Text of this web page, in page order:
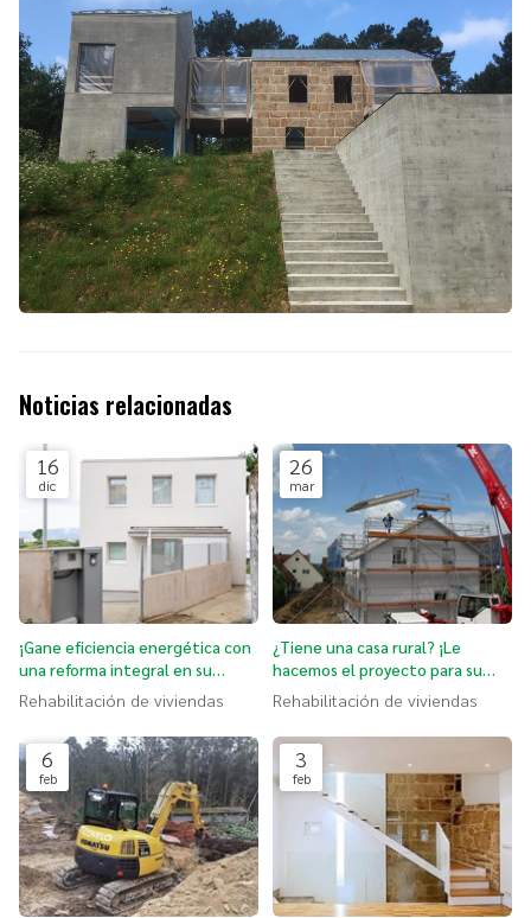
Noticias relacionadas
16
dic
¡Gane eficiencia energética con
una reforma integral en su
vivienda!
Rehabilitación de viviendas
26
mar
¿Tiene una casa rural? ¡Le
hacemos el proyecto para su
rehabilitación!
Rehabilitación de viviendas
6
feb
3
feb